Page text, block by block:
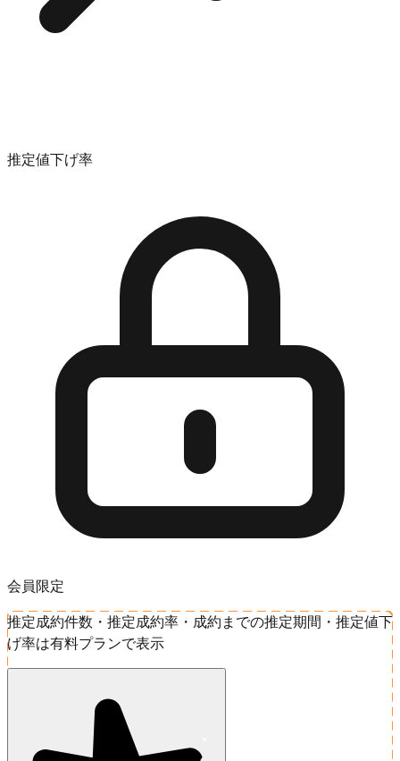
推定値下げ率
会員限定
推定成約件数・推定成約率・成約までの推定期間・推定値下
げ率は有料プランで表示